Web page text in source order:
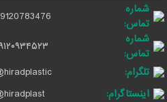
شماره
تماس:
شماره
تماس:
تلگرام:
اینستاگرام: